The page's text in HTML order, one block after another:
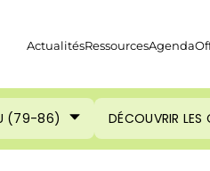
ActualitésRessourcesAgenda
(79-86) DÉCOUVRIR LES